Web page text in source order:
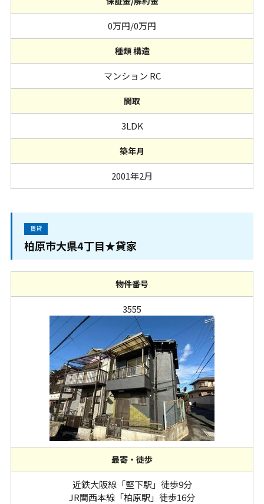
0万円/0万円
種類 構造
マンション RC
間取
3LDK
築年月
2001年2月
賃貸
柏原市大県4丁目★貸家
物件番号
3555
最寄・徒歩
近鉄大阪線「堅下駅」徒歩9分
JR関西本線「柏原駅」徒歩16分